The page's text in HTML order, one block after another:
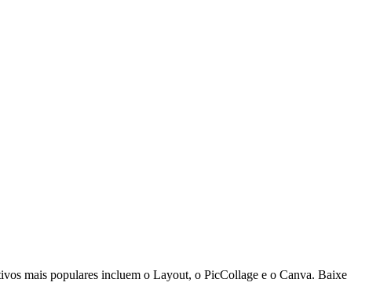
mais populares incluem o Layout, o PicCollage e o Canva. Baixe